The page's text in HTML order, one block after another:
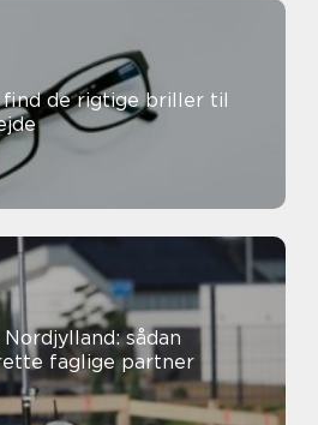
find de rigtige briller til
sådan
faglige partner